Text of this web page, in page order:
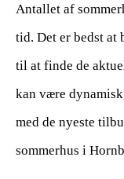
Antallet af
tid. Det er bedst at
til at finde de
kan være
med de nyeste
sommerhus i